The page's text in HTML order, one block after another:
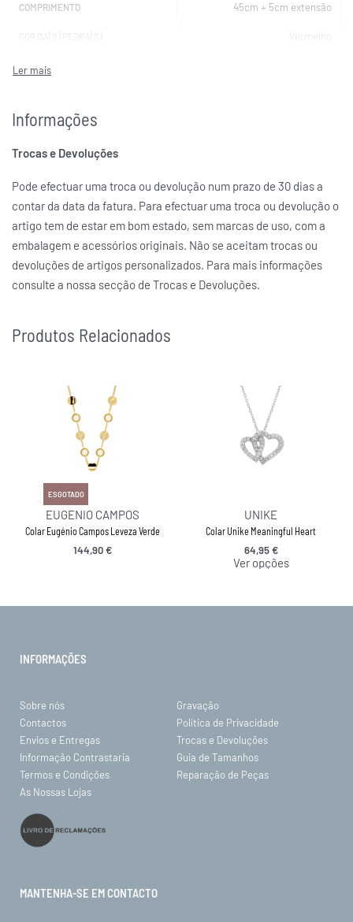
COMPRIMENTO 45cm + 5cm extensão
Vermelho
MARCAS
Informações
Trocas e Devoluções
Pode efectuar uma troca ou devolução num prazo de 30 dias a
contar da data da fatura. Para efectuar uma troca ou devolução o
artigo tem de estar em bom estado, sem marcas de uso, com a
embalagem e acessórios originais. Não se aceitam trocas ou
devoluções de artigos personalizados. Para mais informações
consulte a nossa secção de Trocas e Devoluções.
Produtos Relacionados
ESGOTADO
EUGENIO CAMPOS
Colar Eugénio Campos Leveza Verde
144,90€
UNIKE
Colar Unike Meaningful Heart
64,95€
Ver opções
INFORMAÇÕES
Sobre nós
Gravação
Contactos
Política de Privacidade
Envios e Entregas
Trocas e Devoluções
Informação Contrastaria
Guia de Tamanhos
Termos e Condições
Reparação de Peças
As Nossas Lojas
MANTENHA-SE EM CONTACTO